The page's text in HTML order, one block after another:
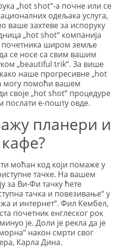
„hot shot“-а почне или се
одељака услуга,
ваше захтеве за испоруку
„hot shot“ компанија
почетника широм земље
се носе са свим вашим
„beautiful trik“. За више
наше прогресивне „hot
могу помоћи вашем
своје „hot shot“ процедуре
послати е-пошту овде.
планери и
моћан код који помаже у
тачке. На вашем
за Ви-Фи тачку ћете
тачка и повезивање“ у
и интернет“. Фил Кембел,
почетник енглеског рок
је. Доли је рекла да је
након смрти свог
Карла Дина.